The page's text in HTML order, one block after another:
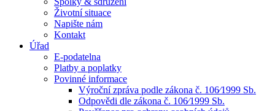
Životní situace
Napište nám
Kontakt
Úřad
E-podatelna
Platby a poplatky
Povinné informace
Výroční zpráva podle zákona č. 106⁄1999 Sb.
Odpovědi dle zákona č. 106⁄1999 Sb.